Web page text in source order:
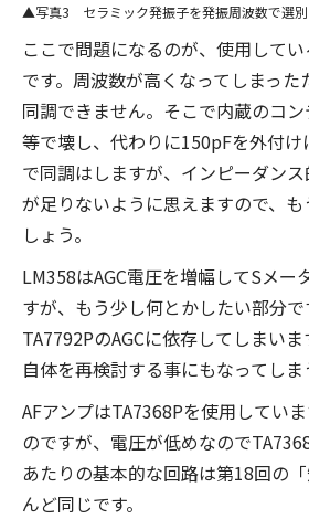
写真3 セラミック発振子を発振周波数で選別
ここで問題になるのが、使用して
です。周波数が高くなってしまっ
同調できません。そこで内蔵のコ
等で壊し、代わりに150pFを外付け
で同調はしますが、インピーダン
が足りないように思えますので、
しょう。
LM358はAGC電圧を増幅してSメー
すが、もう少し何とかしたい部分
TA7792PのAGCに依存してしまい
自体を再検討する事にもなってしま
AFアンプはTA7368Pを使用してい
のですが、電圧が低めなので
あたりの基本的な回路は第18回の
んど同じです。